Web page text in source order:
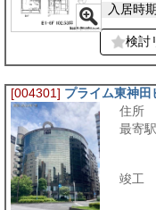
入居時期
検討
[004301] プライム東神田
住所
最寄駅
竣工